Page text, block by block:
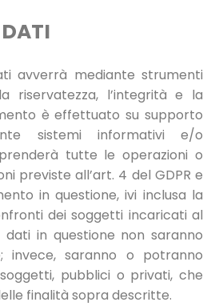
avverrà mediante strumenti
riservatezza, l’integrità e la
è effettuato su supporto
sistemi informativi e/o
tutte le operazioni o
previste all’art. 4 del GDPR e
in questione, ivi inclusa la
dei soggetti incaricati al
in questione non saranno
invece, saranno o potranno
pubblici o privati, che
finalità sopra descritte.